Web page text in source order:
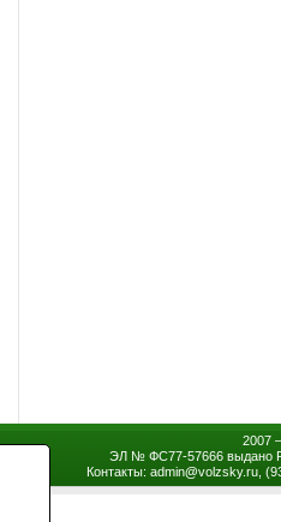
2007
ЭЛ № ФС77-57666 выдано
Контакты: admin@volzsky.ru,